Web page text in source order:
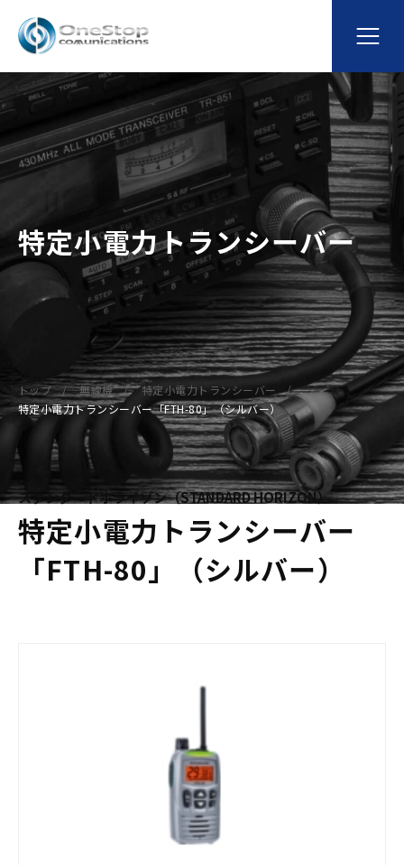
特定小電力トランシーバー
トップ 無線機
特定小電力トランシーバー
特定小電力トランシーバー「FTH-80」（シルバー）
スタンダードホライゾン（STANDARD HORIZON）
特定小電力トランシーバー
「FTH-80」（シルバー）